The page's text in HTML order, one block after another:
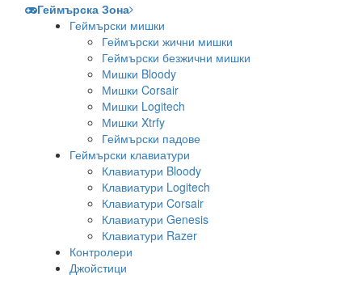
Геймърска Зона
Геймърски мишки
Геймърски жични мишки
Геймърски безжични мишки
Мишки Bloody
Мишки Corsair
Мишки Logitech
Мишки Xtrfy
Геймърски падове
Геймърски клавиатури
Клавиатури Bloody
Клавиатури Logitech
Клавиатури Corsair
Клавиатури Genesis
Клавиатури Razer
Контролери
Джойстици